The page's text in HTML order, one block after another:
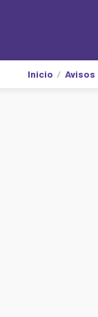
Inicio Avisos